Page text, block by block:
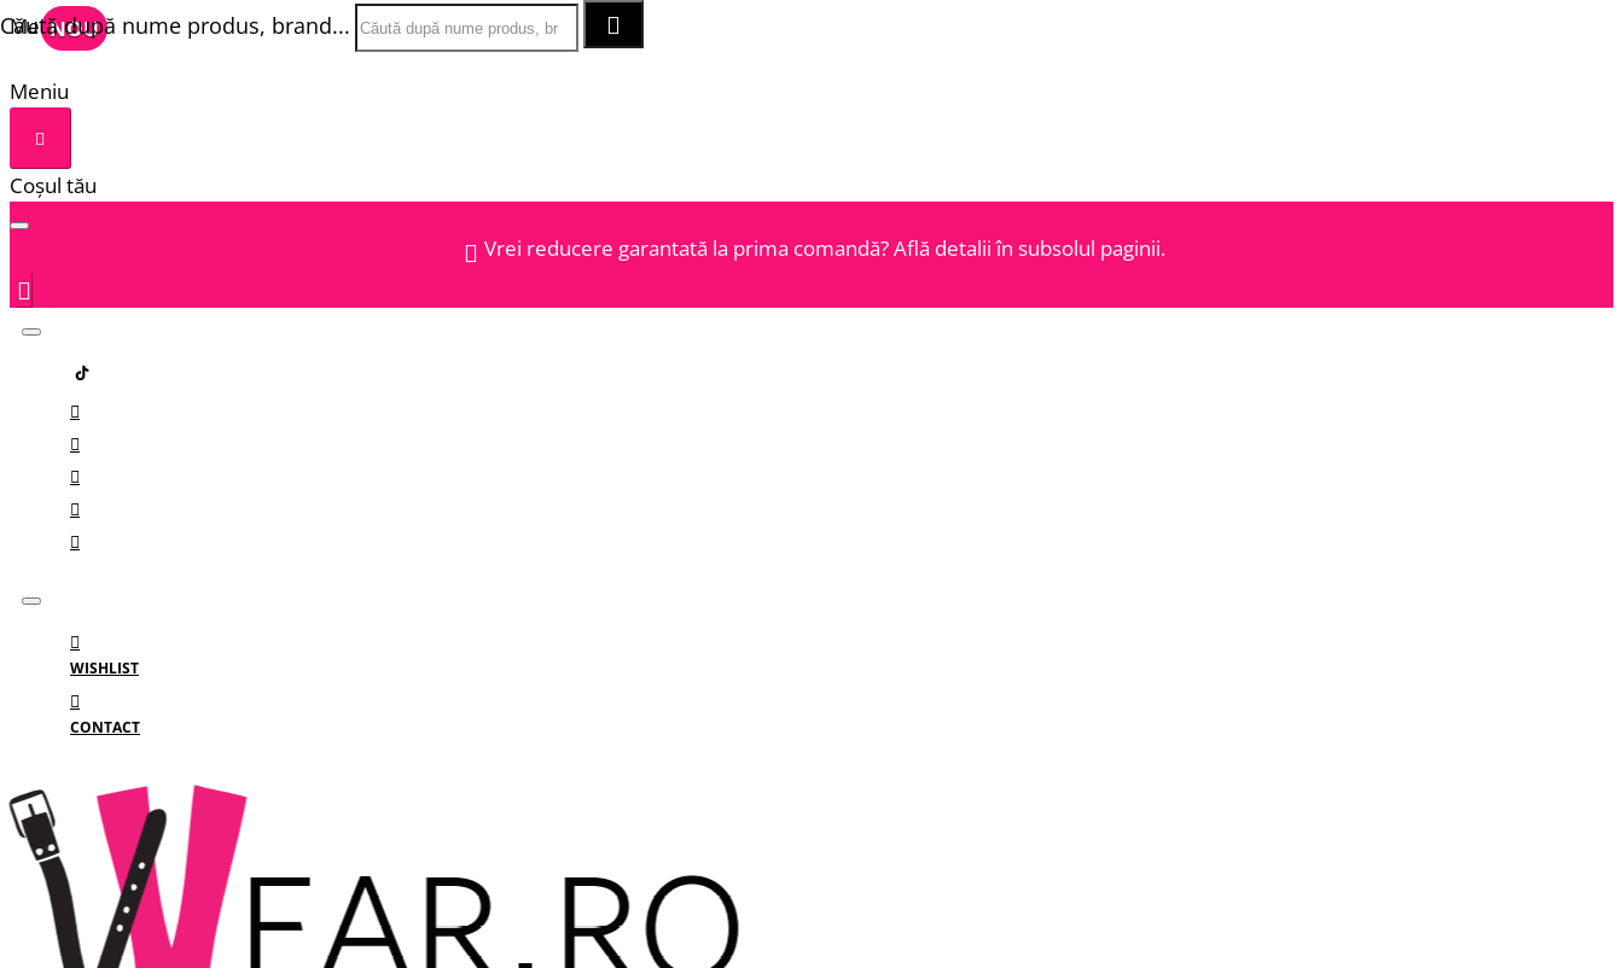
Meniu
Meniu
Coșul tău
Vrei reducere garantată la prima comandă? Află detalii în subsolul paginii.
WISHLIST
CONTACT
Meniu
MENIU
Categorii
Branduri
Căută după nume produs, brand...
NOU